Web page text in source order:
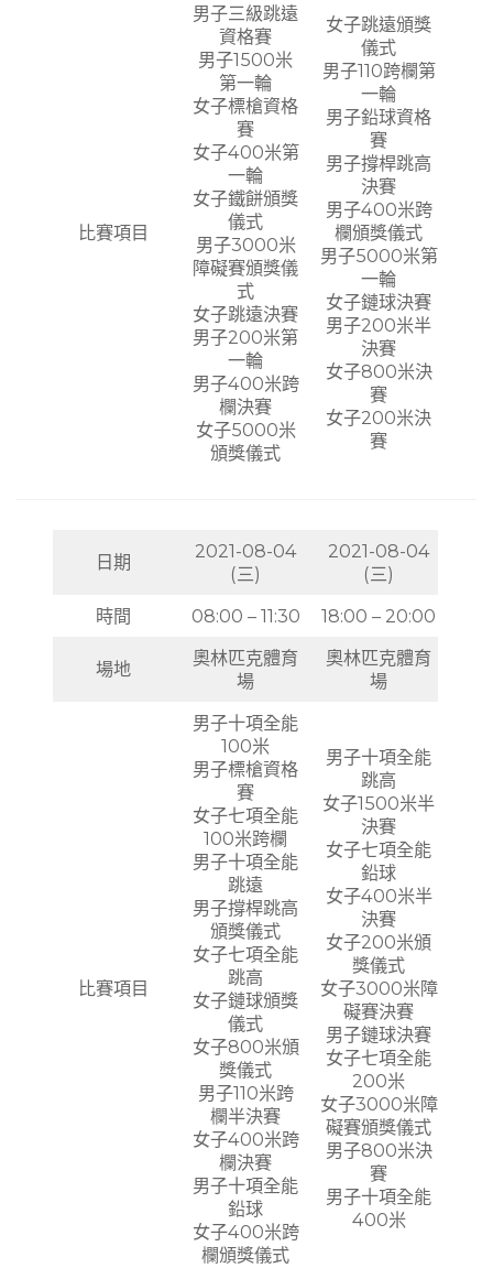
比賽項目
男子三級跳遠
資格賽
男子1500米
第一輪
女子標槍資格
賽
女子400米第
一輪
女子鐵餅頒獎
儀式
男子3000米
障礙賽頒獎儀
式
女子跳遠決賽
男子200米第
一輪
男子400米跨
欄決賽
女子5000米
頒獎儀式
女子跳遠頒獎
儀式
男子110跨欄第
一輪
男子鉛球資格
賽
男子撐桿跳高
決賽
男子400米跨
欄頒獎儀式
男子5000米第
一輪
女子鏈球決賽
男子200米半
決賽
女子800米決
賽
女子200米決
賽
日期
2021-08-04
(三)
2021-08-04
(三)
時間
08:00 – 11:30 18:00 – 20:00
場地
奧林匹克體育
場
奧林匹克體育
場
比賽項目
男子十項全能
100米
男子標槍資格
賽
女子七項全能
100米跨欄
男子十項全能
跳遠
男子撐桿跳高
頒獎儀式
女子七項全能
跳高
女子鏈球頒獎
儀式
女子800米頒
獎儀式
男子110米跨
欄半決賽
女子400米跨
欄決賽
男子十項全能
鉛球
女子400米跨
欄頒獎儀式
男子十項全能
跳高
女子1500米半
決賽
女子七項全能
鉛球
女子400米半
決賽
女子200米頒
獎儀式
女子3000米障
礙賽決賽
男子鏈球決賽
女子七項全能
200米
女子3000米障
礙賽頒獎儀式
男子800米決
賽
男子十項全能
400米